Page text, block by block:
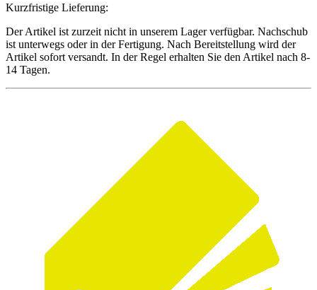
Kurzfristige Lieferung:
Der Artikel ist zurzeit nicht in unserem Lager verfügbar. Nachschub
ist unterwegs oder in der Fertigung. Nach Bereitstellung wird der
Artikel sofort versandt. In der Regel erhalten Sie den Artikel nach 8-
14 Tagen.